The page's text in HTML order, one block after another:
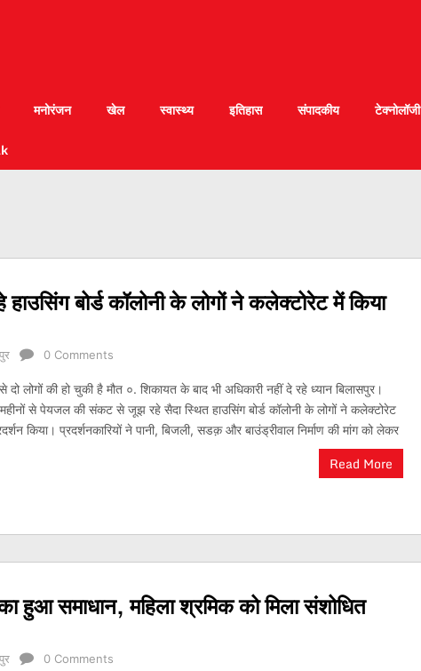
मनोरंजन खेल स्वास्थ्य इतिहास संपादकीय टेक्नोलॉजी
बोर्ड कॉलोनी के लोगों ने कलेक्टोरेट में किया
0 Comments
दो लोगों की हो चुकी है मौत ०. शिकायत के बाद भी अधिकारी नहीं दे रहे ध्यान बिलासपुर।
से पेयजल की संकट से जूझ रहे सैदा स्थित हाउसिंग बोर्ड कॉलोनी के लोगों ने कलेक्टोरेट
किया। प्रदर्शनकारियों ने पानी, बिजली, सडक़ और बाउंड्रीवाल निर्माण की मांग को लेकर
Read More
हुआ समाधान, महिला श्रमिक को मिला संशोधित
0 Comments